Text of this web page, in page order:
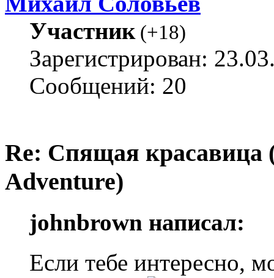
Участник(+18)
Зарегистрирован:
Сообщений: 20
Re: Спящая красавица
Adventure)
johnbrown написал:
Если тебе интересно,